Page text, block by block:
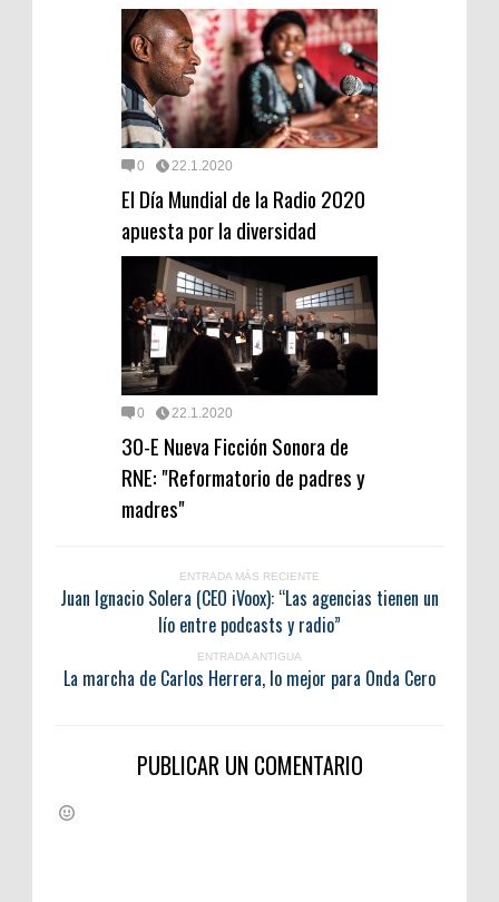
0 22.1.2020
El Día Mundial de la Radio 2020
apuesta por la diversidad
0 22.1.2020
30-E Nueva Ficción Sonora de
RNE: "Reformatorio de padres y
madres"
ENTRADA MÁS RECIENTE
Juan Ignacio Solera (CEO iVoox): “Las agencias tienen un
lío entre podcasts y radio”
ENTRADA ANTIGUA
La marcha de Carlos Herrera, lo mejor para Onda Cero
PUBLICAR UN COMENTARIO